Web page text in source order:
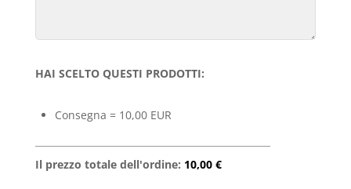
HAI SCELTO QUESTI PRODOTTI:
Consegna = 10,00 EUR
Il prezzo totale dell'ordine: 10,00 €